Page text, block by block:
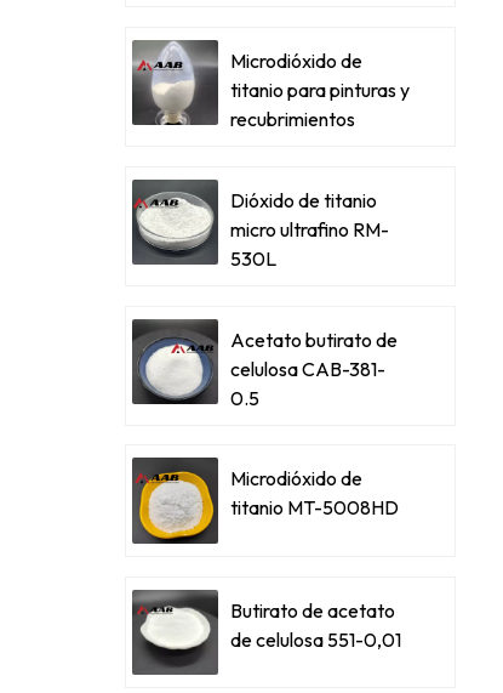
Microdióxido de
titanio para pinturas y
recubrimientos
Dióxido de titanio
micro ultrafino RM-
530L
Acetato butirato de
celulosa CAB-381-
0.5
Microdióxido de
titanio MT-5008HD
Butirato de acetato
de celulosa 551-0,01